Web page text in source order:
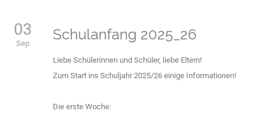
03
Sep
Schulanfang 2025_26
Liebe Schülerinnen und Schüler, liebe Eltern!
Zum Start ins Schuljahr 2025/26 einige Informationen!
Die erste Woche: